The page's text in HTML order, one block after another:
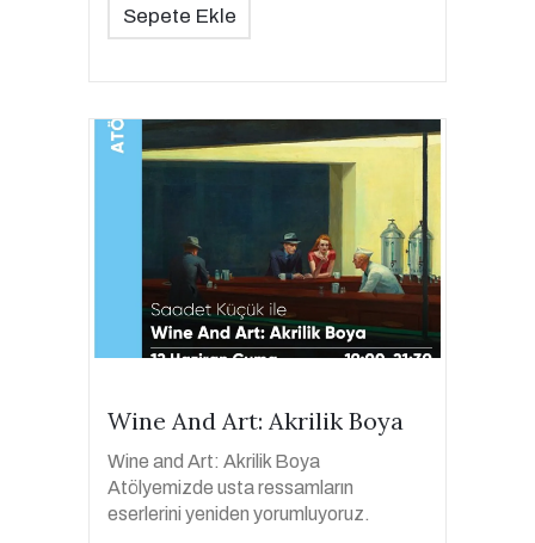
Sepete Ekle
Wine And Art: Akrilik Boya
Wine and Art: Akrilik Boya
Atölyemizde usta ressamların
eserlerini yeniden yorumluyoruz.